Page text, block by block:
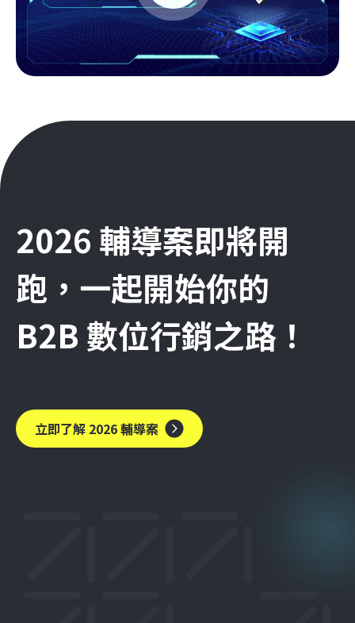
2026 輔導案即將開
跑，一起開始你的
B2B 數位行銷之路！
立即了解 2026 輔導案